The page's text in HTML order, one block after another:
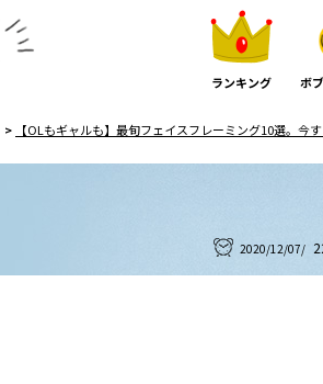
ランキング ボ
> 【OLもギャルも】最旬フェイスフレーミング10選。今
2020/12/07/